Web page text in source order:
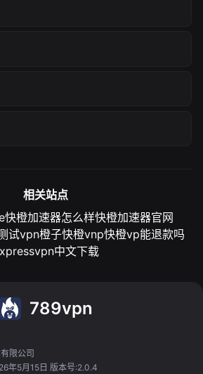
相关站点
快橙加速器怎么样快橙加速器官网
试vpn橙子快橙vnp快橙vp能退款吗
中文下载
789vpn
限公司
年5月15日 版本号:2.0.4